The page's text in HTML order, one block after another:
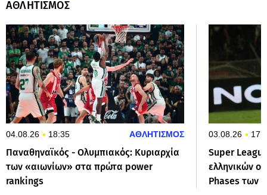
ΑΘΛΗΤΙΣΜΟΣ
04.08.26 18:35 ΑΘΛΗΤΙΣΜΟΣ
Παναθηναϊκός - Ολυμπιακός: Κυριαρχία
των «αιωνίων» στα πρώτα power
rankings
03.08.26
Super
ελληνικών
Phases των